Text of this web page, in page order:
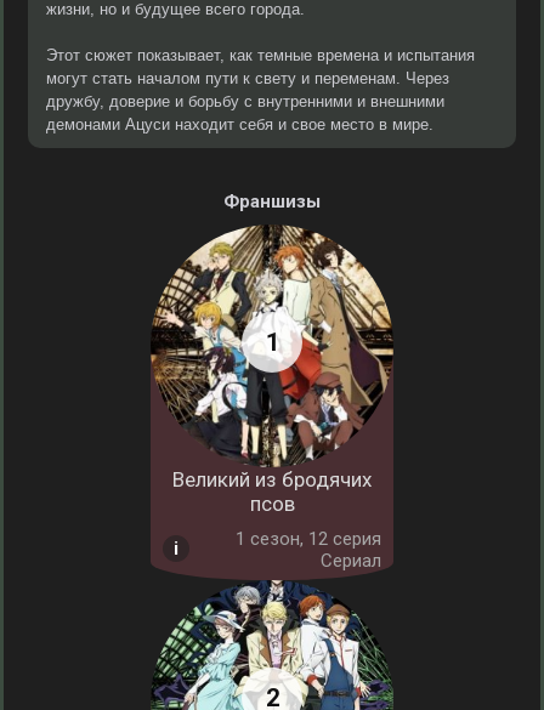
жизни, но и будущее всего города.
Этот сюжет показывает, как темные времена и испытания
могут стать началом пути к свету и переменам. Через
дружбу, доверие и борьбу с внутренними и внешними
демонами Ацуси находит себя и свое место в мире.
Франшизы
Великий из бродячих
псов
1 cезон, 12 серия
Сериал